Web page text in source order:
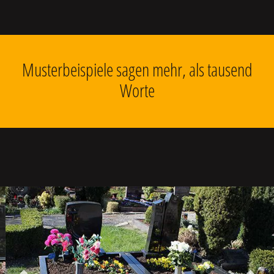
Musterbeispiele sagen mehr, als tausend
Worte